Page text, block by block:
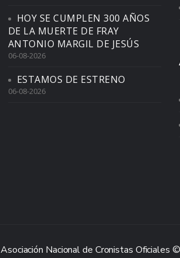
HOY SE CUMPLEN 300 AÑOS
DE LA MUERTE DE FRAY
ANTONIO MARGIL DE JESÚS
06-08-2026
ESTAMOS DE ESTRENO
06-08-2026
Asociación Nacional de Cronistas Oficiales